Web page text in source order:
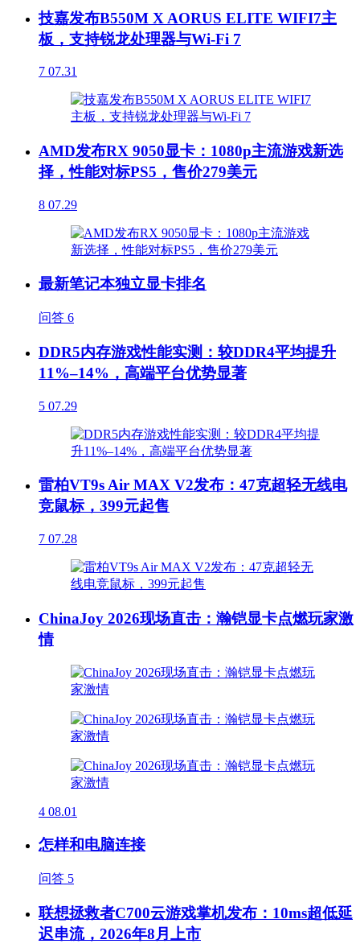
技嘉发布B550M X AORUS ELITE WIFI7主
板，支持锐龙处理器与Wi-Fi 7
7 07.31
AMD发布RX 9050显卡：1080p主流游戏新选
择，性能对标PS5，售价279美元
8 07.29
最新笔记本独立显卡排名
问答 6
DDR5内存游戏性能实测：较DDR4平均提升
11%–14%，高端平台优势显著
5 07.29
雷柏VT9s Air MAX V2发布：47克超轻无线电
竞鼠标，399元起售
7 07.28
ChinaJoy 2026现场直击：瀚铠显卡点燃玩家激
情
4 08.01
怎样和电脑连接
问答 5
联想拯救者C700云游戏掌机发布：10ms超低延
迟串流，2026年8月上市